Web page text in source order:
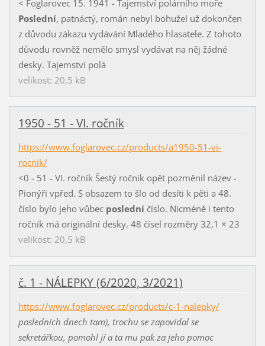
< Foglarovec 15. 1941 - Tajemství polárního moře
Poslední, patnáctý, román nebyl bohužel už dokončen
z důvodu zákazu vydávání Mladého hlasatele. Z tohoto
důvodu rovněž nemělo smysl vydávat na něj žádné
desky. Tajemství polá
velikost: 20,5 kB
1950 - 51 - VI. ročník
https://www.foglarovec.cz/products/a1950-51-vi-
rocnik/
<0 - 51 - VI. ročník Šestý ročník opět pozměnil název -
Pionýři vpřed. S obsazem to šlo od desíti k pěti a 48.
číslo bylo jeho vůbec posledníčíslo. Nicméně i tento
ročník má originální desky. 48 čísel rozměry 32,1 × 23
velikost: 20,5 kB
č. 1 - NÁLEPKY (6/2020, 3/2021)
https://www.foglarovec.cz/products/c-1-nalepky/
posledních dnech tam), trochu se zapovídal se
sekretářkou, pomohl jí a ta mu pak za jeho pomoc